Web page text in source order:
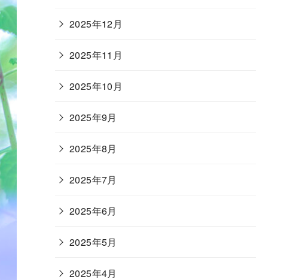
2025年12月
2025年11月
2025年10月
2025年9月
2025年8月
2025年7月
2025年6月
2025年5月
2025年4月